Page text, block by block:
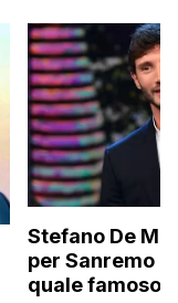
Stefano De
per Sanremo
quale famoso